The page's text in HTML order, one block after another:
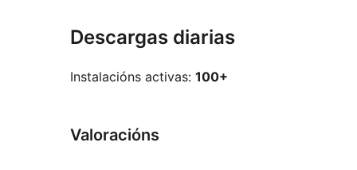
Descargas diarias
Instalacións activas: 100+
Valoracións